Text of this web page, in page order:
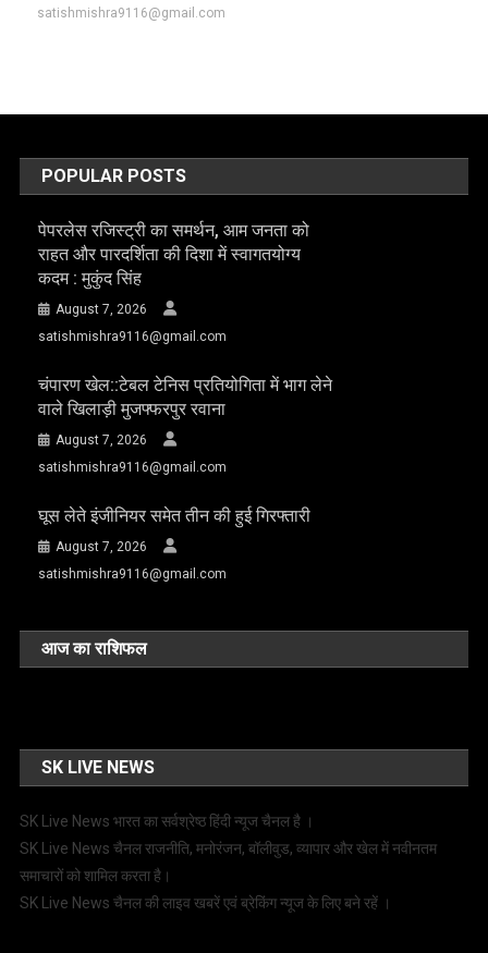
satishmishra9116@gmail.com
POPULAR POSTS
पेपरलेस रजिस्ट्री का समर्थन, आम जनता को
राहत और पारदर्शिता की दिशा में स्वागतयोग्य
कदम : मुकुंद सिंह
August 7, 2026
satishmishra9116@gmail.com
चंपारण खेल::टेबल टेनिस प्रतियोगिता में भाग लेने
वाले खिलाड़ी मुजफ्फरपुर रवाना
August 7, 2026
satishmishra9116@gmail.com
घूस लेते इंजीनियर समेत तीन की हुई गिरफ्तारी
August 7, 2026
satishmishra9116@gmail.com
आज का राशिफल
SK LIVE NEWS
SK Live News भारत का सर्वश्रेष्ठ हिंदी न्‍यूज चैनल है ।
SK Live News चैनल राजनीति, मनोरंजन, बॉलीवुड, व्यापार और खेल में नवीनतम
समाचारों को शामिल करता है।
SK Live News चैनल की लाइव खबरें एवं ब्रेकिंग न्यूज के लिए बने रहें ।